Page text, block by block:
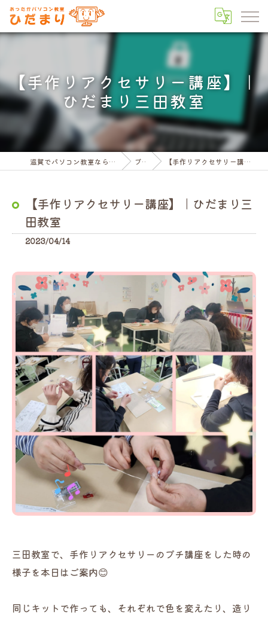
【手作りアクセサリー講座】｜
ひだまり三田教室
滋賀でパソコン教室ならパソコン教室ひだまり ブログ 【手作りアクセサリー講座】｜ひだまり三田教室
【手作りアクセサリー講座】｜ひだまり三
田教室
2023/04/14
三田教室で、手作りアクセサリーのプチ講座をした時の
様子を本日はご案内😊
同じキットで作っても、それぞれで色を変えたり、造り